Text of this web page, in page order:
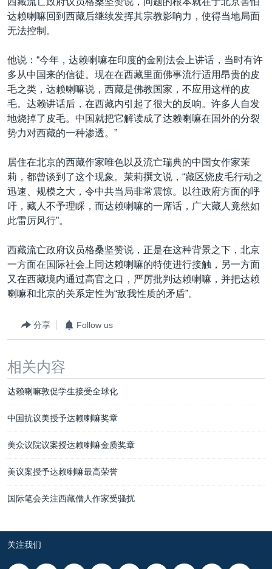
达赖喇嘛回到西藏后继续发挥其宗教影响力，使得当地局面
无法控制。
他说：“今年，达赖喇嘛在印度的金刚法会上讲话，当时有许
多从中国来的信徒。现在在西藏里面佛事流行适用昂贵的皮
毛之类，达赖喇嘛说，西藏是佛教国家，不应用这样的皮
毛。达赖讲话后，在西藏内引起了很大的反响。许多人自发
地烧掉了皮毛。中国就把它解读成了达赖喇嘛在国外的分裂
势力对西藏的一种渗透。”
居住在北京的西藏作家唯色以及流亡瑞典的中国女作家茉
莉，都曾谈到了这个现象。茉莉撰文说，“藏区烧皮毛行动之
迅速、规模之大，令中共当局非常震惊。以往政府方面的呼
吁，藏人不予理睬，而达赖喇嘛的一席话，广大藏人竟然如
此雷厉风行”。
西藏流亡政府议员格桑坚赞说，正是在这种背景之下，北京
一方面在国际社会上同达赖喇嘛的特使进行接触，另一方面
又在西藏境内通过高官之口，严厉批判达赖喇嘛，并把达赖
喇嘛和北京的关系定性为“敌我性质的矛盾”。
分享 Follow us
相关内容
达赖喇嘛敦促学生接受全球化
中国抗议美授予达赖喇嘛奖章
美众议院议案授达赖喇嘛金质奖章
美议案授予达赖喇嘛最高荣誉
国际笔会关注西藏僧人作家受骚扰
关注我们